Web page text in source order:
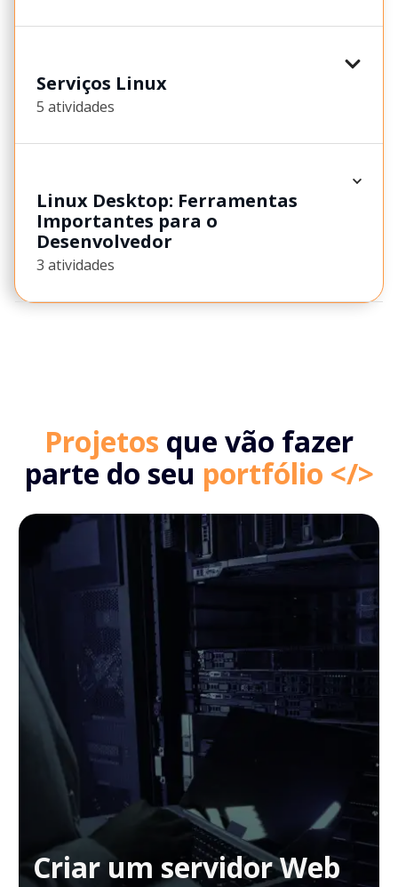
Serviços Linux
5 atividades
Linux Desktop: Ferramentas
Importantes para o
Desenvolvedor
3 atividades
Projetos que vão fazer
parte do seu portfólio </>
Criar um servidor Web